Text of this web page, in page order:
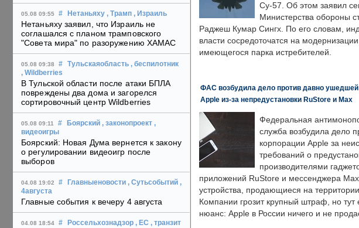
05.08 09:55 # Нетаньяху , Трамп , Израиль
Нетаньяху заявил, что Израиль не
соглашался с планом трамповского
"Совета мира" по разоружению ХАМАС
05.08 09:38 # Тульскаяобласть , беспилотник
, Wildberries
В Тульской области после атаки БПЛА
повреждены два дома и загорелся
сортировочный центр Wildberries
05.08 09:11 # Боярский , законопроект ,
видеоигры
Боярский: Новая Дума вернется к закону
о регулировании видеоигр после
выборов
04.08 19:02 # Главныеновости , Сутьсобытий ,
4августа
Главные события к вечеру 4 августа
04.08 18:54 # Россельхознадзор , ЕС , транзит
Су-57. Об этом заявил
Министерства обороны
Раджеш Кумар Сингх. По его словам,
власти сосредоточатся на модернизации
имеющегося парка истребителей.
ФАС возбудила дело против давно
Apple из-за непредустановки RuStore и Max
Федеральная
служба возбудила дело
корпорации Apple за
требований о
производителями
приложений RuStore и мессенджера
устройства, продающиеся на
Компании грозит крупный штраф, но тут
нюанс: Apple в России ничего и не